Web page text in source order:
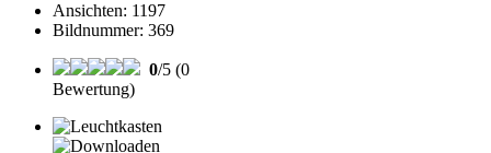
Ansichten: 1197
Bildnummer: 369
0/5 (0
Bewertung)